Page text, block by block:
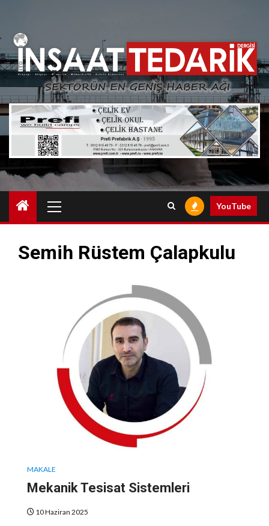
content
Menu
YouTube
Semih Rüstem Çalapkulu
MAKALE
Mekanik Tesisat Sistemleri
10 Haziran 2025